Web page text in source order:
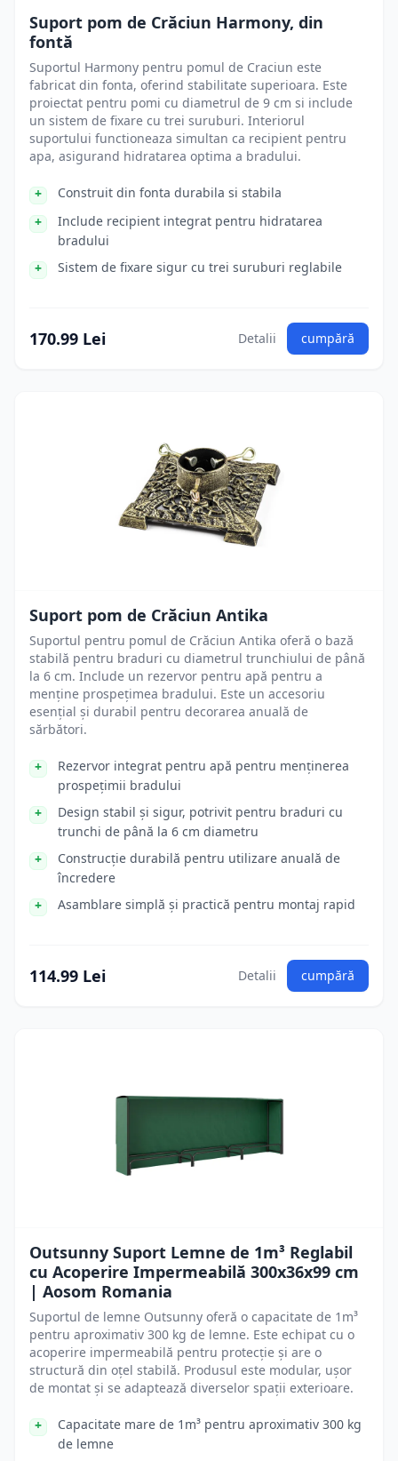
Suport pom de Crăciun Harmony, din
fontă
Suportul Harmony pentru pomul de Craciun este
fabricat din fonta, oferind stabilitate superioara. Este
proiectat pentru pomi cu diametrul de 9 cm si include
un sistem de fixare cu trei suruburi. Interiorul
suportului functioneaza simultan ca recipient pentru
apa, asigurand hidratarea optima a bradului.
Construit din fonta durabila si stabila
Include recipient integrat pentru hidratarea
bradului
Sistem de fixare sigur cu trei suruburi reglabile
170.99 Lei Detalii cumpără
Suport pom de Crăciun Antika
Suportul pentru pomul de Crăciun Antika oferă o bază
stabilă pentru braduri cu diametrul trunchiului de până
la 6 cm. Include un rezervor pentru apă pentru a
menține prospețimea bradului. Este un accesoriu
esențial și durabil pentru decorarea anuală de
sărbători.
Rezervor integrat pentru apă pentru menținerea
prospețimii bradului
Design stabil și sigur, potrivit pentru braduri cu
trunchi de până la 6 cm diametru
Construcție durabilă pentru utilizare anuală de
încredere
Asamblare simplă și practică pentru montaj rapid
114.99 Lei Detalii cumpără
Outsunny Suport Lemne de 1m³ Reglabil
cu Acoperire Impermeabilă 300x36x99 cm
| Aosom Romania
Suportul de lemne Outsunny oferă o capacitate de 1m³
pentru aproximativ 300 kg de lemne. Este echipat cu o
acoperire impermeabilă pentru protecție și are o
structură din oțel stabilă. Produsul este modular, ușor
de montat și se adaptează diverselor spații exterioare.
Capacitate mare de 1m³ pentru aproximativ 300 kg
de lemne